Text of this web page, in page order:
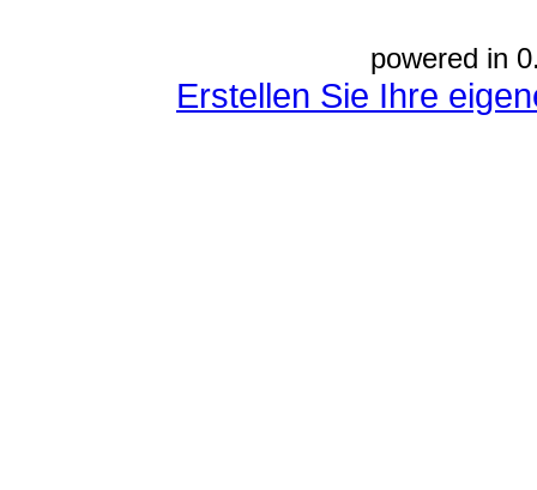
powered in
Erstellen Sie Ihre